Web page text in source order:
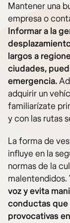
Mantener una
empresa o
Informar a la
largos a
ciudades,
emergencia.
adquirir un
familiarízate
y con las rutas
La forma de
influye en la
normas de la
malentendidos.
voz y evita
conductas
provocativas